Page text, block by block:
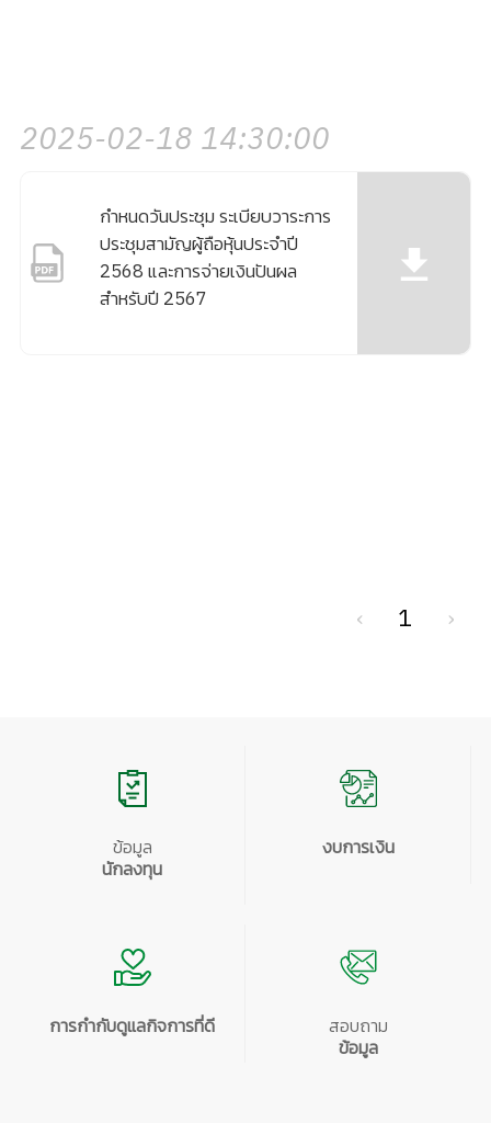
2025-02-18 14:30:00
กำหนดวันประชุม ระเบียบวาระการ
ประชุมสามัญผู้ถือหุ้นประจำปี
2568 และการจ่ายเงินปันผล
สำหรับปี 2567
‹ 1 ›
ข้อมูล
นักลงทุน
งบการเงิน
การกำกับดูแลกิจการที่ดี
สอบถาม
ข้อมูล